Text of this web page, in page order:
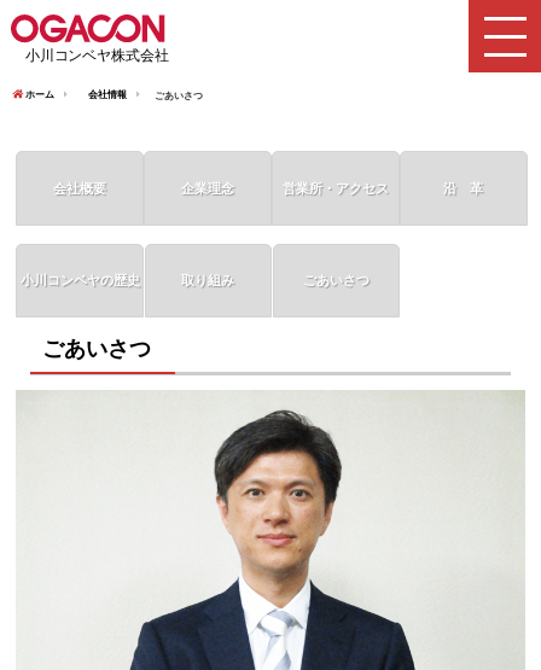
ホーム 会社情報 ごあいさつ
会社概要 企業理念 営業所・アクセス 沿 革
小川コンベヤの歴史 取り組み ごあいさつ
ごあいさつ